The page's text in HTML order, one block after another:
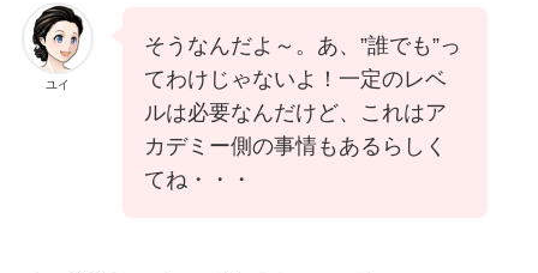
ユイ
そうなんだよ～。あ、”誰でも”っ
てわけじゃないよ！一定のレベ
ルは必要なんだけど、これはア
カデミー側の事情もあるらしく
てね・・・